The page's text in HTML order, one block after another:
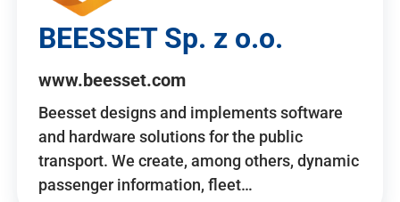
BEESSET Sp. z o.o.
www.beesset.com
Beesset designs and implements software
and hardware solutions for the public
transport. We create, among others, dynamic
passenger information, fleet…